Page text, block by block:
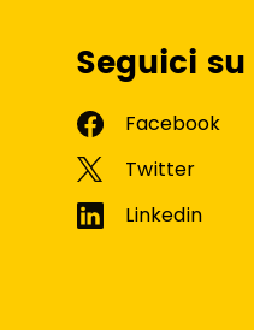
Seguici su